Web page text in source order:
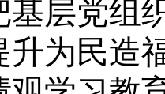
基层党组
升为民造